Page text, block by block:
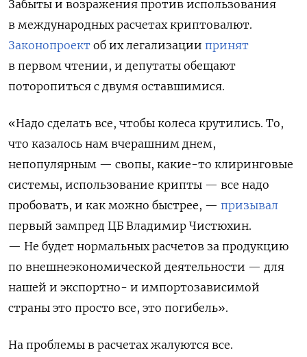
Забыты и возражения против использования
в международных расчетах криптовалют.
Законопроект об их легализации принят
в первом чтении, и депутаты обещают
поторопиться с двумя оставшимися.
«Надо сделать все, чтобы колеса крутились. То,
что казалось нам вчерашним днем,
непопулярным — свопы, какие-то клиринговые
системы, использование крипты — все надо
пробовать, и как можно быстрее, — призывал
первый зампред ЦБ Владимир Чистюхин.
— Не будет нормальных расчетов за продукцию
по внешнеэкономической деятельности — для
нашей и экспортно- и импортозависимой
страны это просто все, это погибель».
На проблемы в расчетах жалуются все.